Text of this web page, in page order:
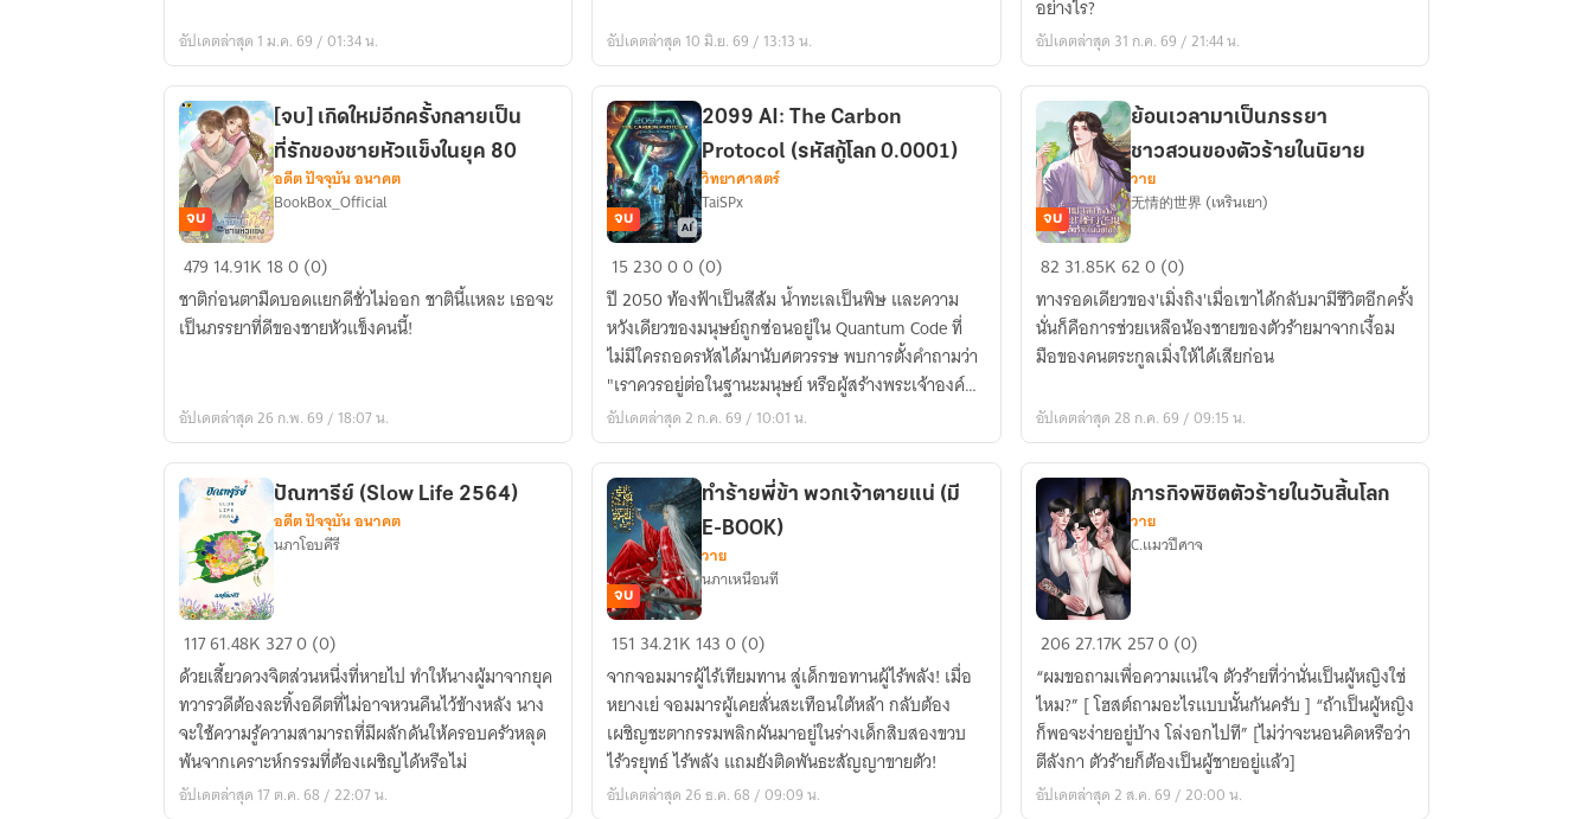
ตัว
ร้าย(Mpreg)
อัปเดตล่าสุด 1 ม.ค. 69 / 01:34 น. อัปเดตล่าสุด 10 มิ.ย. 69 / 13:13 น.
เยือน
ดิน
แดน
Sothoryos
อย่างไร?
อัปเดตล่าสุด 31 ก.ค. 69 / 21:44 น.
[จบ]
เกิด
ใหม่
อีก
เป็น
ที่รัก
ของ
ชาย
หัว
แข็ง
ใน
ยุค
80
จบ
[จบ] เกิดใหม่อีกครั้งกลายเป็น
ที่รักของชายหัวแข็งในยุค 80
อดีต ปัจจุบัน อนาคต
BookBox_Official
479 14.91K 180 (0)
ชาติก่อนตามืดบอดแยกดีชั่วไม่ออก ชาตินี้แหละ เธอจะ
เป็นภรรยาที่ดีของชายหัวแข็งคนนี้!
อัปเดตล่าสุด 26 ก.พ. 69 / 18:07 น.
2099
AI:
The
Carbon
Protocol
(รหัส
กู้
โลก
0.0001)
จบ
2099 AI: The Carbon
Protocol (รหัสกู้โลก 0.0001)
วิทยาศาสตร์
TaiSPx
15 23000 (0)
ปี 2050 ท้องฟ้าเป็นสีส้ม น้ำทะเลเป็นพิษ และความ
หวังเดียวของมนุษย์ถูกซ่อนอยู่ใน Quantum Code ที่
ไม่มีใครถอดรหัสได้มานับศตวรรษ พบการตั้งคำถามว่า
"เราควรอยู่ต่อในฐานะมนุษย์ หรือผู้สร้างพระเจ้าองค์
ใหม่"
อัปเดตล่าสุด 2 ก.ค. 69 / 10:01 น.
ย้อน
มา
เป็น
ภรรยา
ของ
ตัว
ร้าย
ใน
นิยาย
จบ
ย้อนเวลามาเป็นภรรยา
ชาวสวนของตัวร้ายในนิยาย
วาย
无情的世界 (เหรินเยา)
82 31.85K620 (0)
ทางรอดเดียวของ'เมิ่งถิง'เมื่อเขาได้กลับมามีชีวิตอีกครั้ง
นั่นก็คือการช่วยเหลือน้องชายของตัวร้ายมาจากเงื้อม
มือของคนตระกูลเมิ่งให้ได้เสียก่อน
อัปเดตล่าสุด 28 ก.ค. 69 / 09:15 น.
ปัณฑา
รีย์
(Slow
Life
2564)
ปัณฑารีย์ (Slow Life 2564)
อดีต ปัจจุบัน อนาคต
นภาโอบคีรี
11761.48K 3270 (0)
ด้วยเสี้ยวดวงจิตส่วนหนึ่งที่หายไป ทำให้นางผู้มาจากยุค
ทวารวดีต้องละทิ้งอดีตที่ไม่อาจหวนคืนไว้ข้างหลัง นาง
จะใช้ความรู้ความสามารถที่มีผลักดันให้ครอบครัวหลุด
พ้นจากเคราะห์กรรมที่ต้องเผชิญได้หรือไม่
อัปเดตล่าสุด 17 ต.ค. 68 / 22:07 น.
ทำร้าย
ข้า
พวก
เจ้า
ตาย
แน่
จบ
ทำร้ายพี่ข้า พวกเจ้าตายแน่ (มี
E-BOOK)
วาย
นภาเหนือนที
151 34.21K 143 0 (0)
จากจอมมารผู้ไร้เทียมทาน สู่เด็กขอทานผู้ไร้พลัง! เมื่อ
หยางเย่ จอมมารผู้เคยสั่นสะเทือนใต้หล้า กลับต้อง
เผชิญชะตากรรมพลิกผันมาอยู่ในร่างเด็กสิบสองขวบ
ไร้วรยุทธ์ ไร้พลัง แถมยังติดพันธะสัญญาขายตัว!
อัปเดตล่าสุด 26 ธ.ค. 68 / 09:09 น.
ภารกิจ
ตัว
ร้าย
ใน
วัน
สิ้น
ภารกิจพิชิตตัวร้ายในวันสิ้นโลก
วาย
C.แมวปีศาจ
20627.17K2570 (0)
“ผมขอถามเพื่อความแน่ใจ ตัวร้ายที่ว่านั่นเป็นผู้หญิงใช่
ไหม?” [ โฮสต์ถามอะไรแบบนั้นกันครับ ] “ถ้าเป็นผู้หญิง
ก็พอจะง่ายอยู่บ้าง โล่งอกไปที” [ไม่ว่าจะนอนคิดหรือว่า
ตีลังกา ตัวร้ายก็ต้องเป็นผู้ชายอยู่แล้ว]
อัปเดตล่าสุด 2 ส.ค. 69 / 20:00 น.